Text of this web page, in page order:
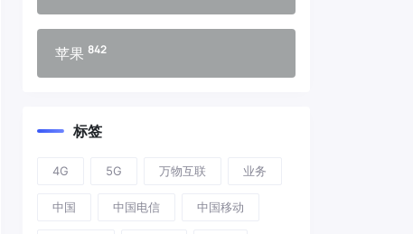
苹果 842
标签
4G 5G 万物互联 业务
中国 中国电信 中国移动